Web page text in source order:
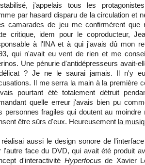
j'appelais tous les
par hasard disparu de la circulation et
camarades de jeu me confirmèrent que
critique, idem pour le coproducteur,
à l'INA et à qui j'avais dû mon
qui n'avait eu vent de rien et me
Une pénurie d'antidépresseurs avait-
? Je ne le saurai jamais. Il n'y
Il me serra la main à la première
pourtant été totalement détruit
quelle erreur j'avais bien pu
personnes fragiles qui doutent au moindre
être sûrs d'eux. Heureusement la
aussi le design sonore de
l'autre face du DVD, qui avait été produit
d'interactivité Hyperfocus de Xavier